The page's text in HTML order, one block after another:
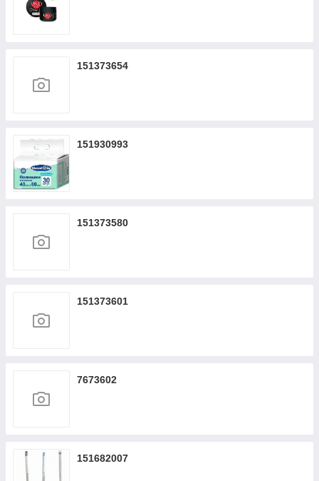
151373654
151930993
151373580
151373601
7673602
151682007